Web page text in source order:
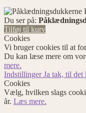
Du ser på:
Tilføj til kurv
Cookies
Vi bruger cookies til at
Du kan læse mere om
mere.
IndstillingerJa tak, til det
Cookies
Vælg, hvilken slags
år. Læs mere.